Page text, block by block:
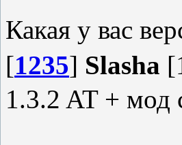
Какая у вас
[1235] Slasha
1.3.2 AT + мод